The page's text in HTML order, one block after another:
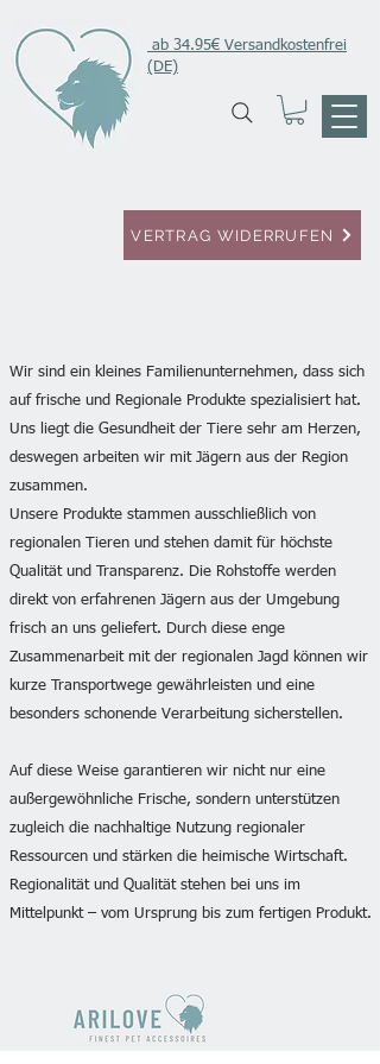
ab 34.95€ Versandkostenfrei
(DE)
VERTRAG WIDERRUFEN
Wir sind ein kleines Familienunternehmen, dass sich
auf frische und Regionale Produkte spezialisiert hat.
Uns liegt die Gesundheit der Tiere sehr am Herzen,
deswegen arbeiten wir mit Jägern aus der Region
zusammen.
Unsere Produkte stammen ausschließlich von
regionalen Tieren und stehen damit für höchste
Qualität und Transparenz. Die Rohstoffe werden
direkt von erfahrenen Jägern aus der Umgebung
frisch an uns geliefert. Durch diese enge
Zusammenarbeit mit der regionalen Jagd können wir
kurze Transportwege gewährleisten und eine
besonders schonende Verarbeitung sicherstellen.
Auf diese Weise garantieren wir nicht nur eine
außergewöhnliche Frische, sondern unterstützen
zugleich die nachhaltige Nutzung regionaler
Ressourcen und stärken die heimische Wirtschaft.
Regionalität und Qualität stehen bei uns im
Mittelpunkt – vom Ursprung bis zum fertigen Produkt.